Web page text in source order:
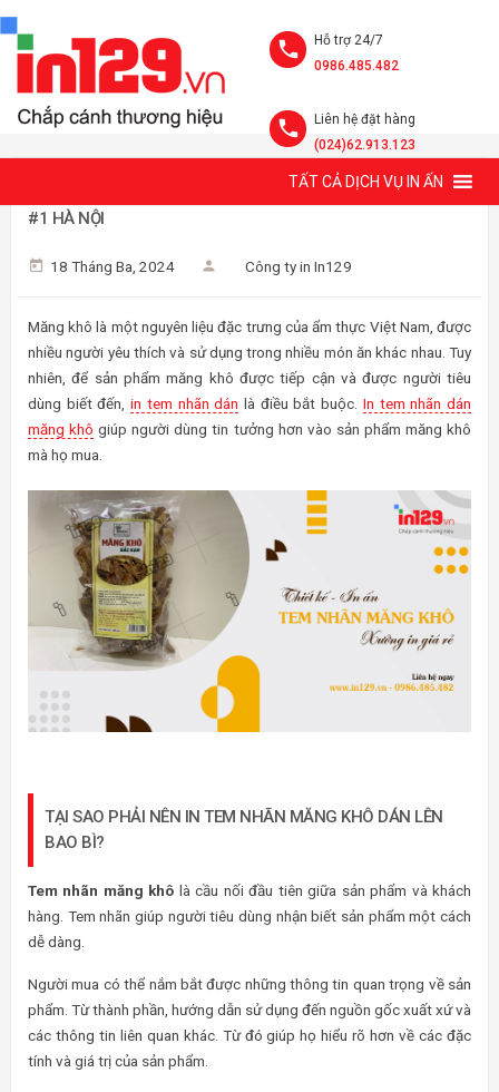
Hỗ trợ 24/7
0986.485.482
Liên hệ đặt hàng
(024)62.913.123
TẤT CẢ DỊCH VỤ IN ẤN
IN TEM NHÃN DÁN MĂNG KHÔ VỚI MỌI SỐ LƯỢNG GIÁ TỐT
#1 HÀ NỘI
18 Tháng Ba, 2024 Công ty in In129
Măng khô là một nguyên liệu đặc trưng của ẩm thực Việt Nam, được
nhiều người yêu thích và sử dụng trong nhiều món ăn khác nhau. Tuy
nhiên, để sản phẩm măng khô được tiếp cận và được người tiêu
dùng biết đến,in tem nhãn dán là điều bắt buộc. In tem nhãn dán
măng khô giúp người dùng tin tưởng hơn vào sản phẩm măng khô
mà họ mua.
TẠI SAO PHẢI NÊN IN TEM NHÃN MĂNG KHÔ DÁN LÊN
BAO BÌ?
Tem nhãn măng khô là cầu nối đầu tiên giữa sản phẩm và khách
hàng. Tem nhãn giúp người tiêu dùng nhận biết sản phẩm một cách
dễ dàng.
Người mua có thể nắm bắt được những thông tin quan trọng về sản
phẩm. Từ thành phần, hướng dẫn sử dụng đến nguồn gốc xuất xứ và
các thông tin liên quan khác. Từ đó giúp họ hiểu rõ hơn về các đặc
tính và giá trị của sản phẩm.